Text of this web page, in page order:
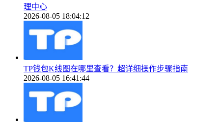
理中心
2026-08-05 18:04:12
TP钱包K线图在哪里查看？超详细操作步骤指南
2026-08-05 16:41:44